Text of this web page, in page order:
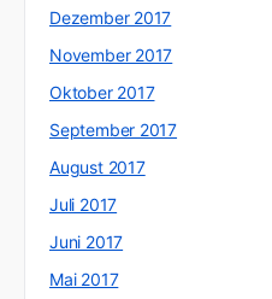
Dezember 2017
November 2017
Oktober 2017
September 2017
August 2017
Juli 2017
Juni 2017
Mai 2017